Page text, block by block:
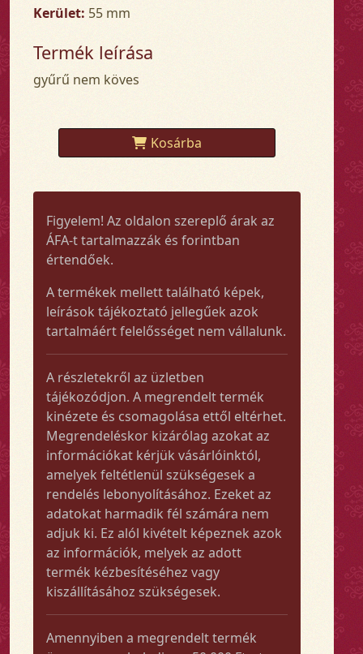
Kerület: 55 mm
Termék leírása
gyűrű nem köves
Kosárba
Figyelem! Az oldalon szereplő árak az
ÁFA-t tartalmazzák és forintban
értendőek.
A termékek mellett található képek,
leírások tájékoztató jellegűek azok
tartalmáért felelősséget nem vállalunk.
A részletekről az üzletben
tájékozódjon. A megrendelt termék
kinézete és csomagolása ettől eltérhet.
Megrendeléskor kizárólag azokat az
információkat kérjük vásárlóinktól,
amelyek feltétlenül szükségesek a
rendelés lebonyolításához. Ezeket az
adatokat harmadik fél számára nem
adjuk ki. Ez alól kivételt képeznek azok
az információk, melyek az adott
termék kézbesítéséhez vagy
kiszállításához szükségesek.
Amennyiben a megrendelt termék